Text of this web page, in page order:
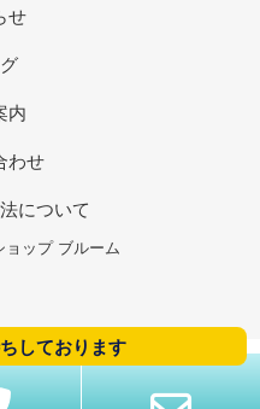
せ
内
わせ
について
ップ ブルーム
しております